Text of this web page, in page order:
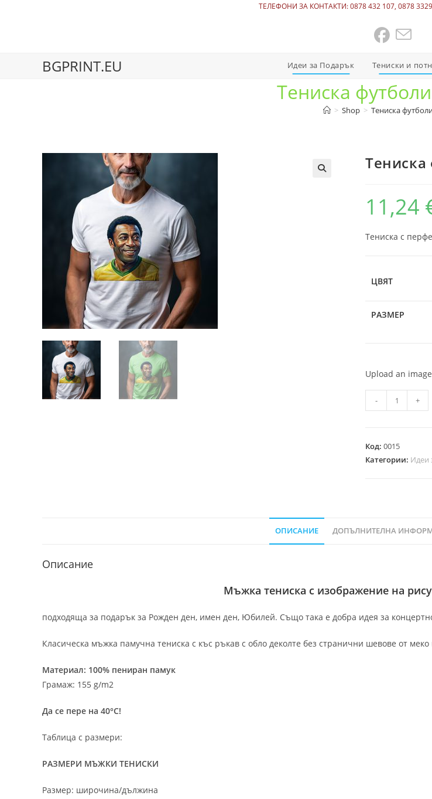
ТЕЛЕФОНИ ЗА КОНТАКТИ: 0878 432 107, 0878
BGPRINT.EU Идеи за Подарък Тениски и
Тениска
> Shop > Тениска
Тениска
11,24
Тениска с
ЦВЯТ
РАЗМЕР
Upload an
- +
Код: 0015
Категории: Идеи
ОПИСАНИЕ ДОПЪЛНИТЕЛНА
Описание
Мъжка тениска с изображение на
подходяща за подарък за Рожден ден, имен ден, Юбилей. Също така е добра идея за
Класическа мъжка памучна тениска с къс ръкав с обло деколте без странични шевове от
Материал: 100% пениран памук
Грамаж: 155 g/m2
Да се пере на 40°C!
Таблица с размери:
РАЗМЕРИ МЪЖКИ ТЕНИСКИ
Размер: широчина/дължина